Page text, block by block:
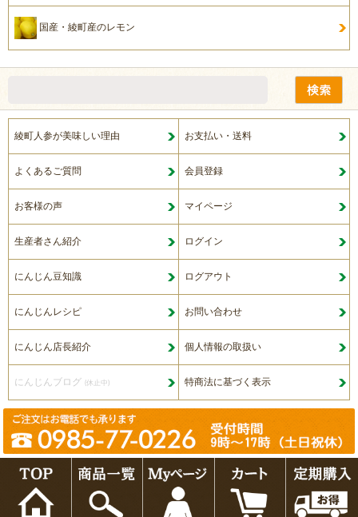
国産・綾町産のレモン
綾町人参が美味しい理由 お支払い・送料
よくあるご質問 会員登録
お客様の声 マイページ
生産者さん紹介 ログイン
にんじん豆知識 ログアウト
にんじんレシピ お問い合わせ
にんじん店長紹介 個人情報の取扱い
にんじんブログ (休止中) 特商法に基づく表示